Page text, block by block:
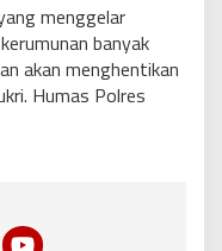
menggelar
banyak
akan menghentikan
Humas Polres